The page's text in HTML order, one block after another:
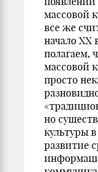
массовой
все же
начало XX
полагаем,
массовой
просто
но
культуры
развитие